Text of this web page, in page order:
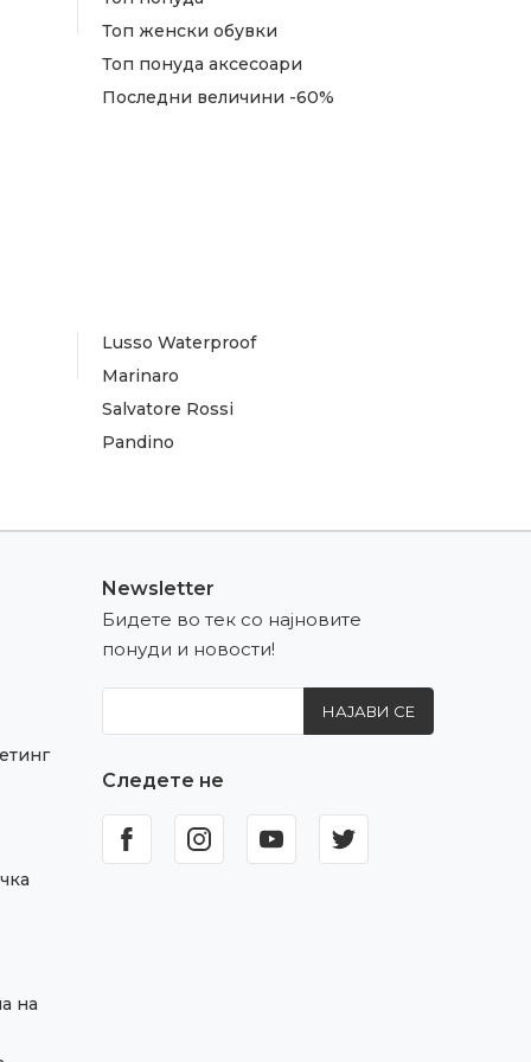
Топ женски обувки
Топ понуда аксесоари
Последни величини -60%
Lusso Waterproof
Marinaro
Salvatore Rossi
Pandino
на
Newsletter
Бидете во тек со најновите
понуди и новости!
НАЈАВИ СЕ
Следете не